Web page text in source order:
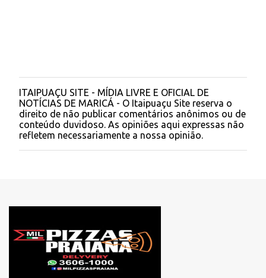
P
o
s
t
a
r
t
ITAIPUAÇU SITE - MÍDIA LIVRE E OFICIAL DE
NOTÍCIAS DE MARICÁ - O Itaipuaçu Site reserva o
direito de não publicar comentários anônimos ou de
conteúdo duvidoso. As opiniões aqui expressas não
refletem necessariamente a nossa opinião.